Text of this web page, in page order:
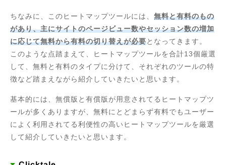
ちなみに、このヒートマップツールには、 無料と有料のもの
があり、主にサイトのページビュー数やセッション数の増加
に応じて無料から有料の切り替えが必要となってきます。
このような点踏まえて、ヒートマップツールを合計13個厳選
して、無料と有料のタイプに分けて、それぞれのツールの特
徴など踏まえながら紹介していきたいと思います。
基本的には、無償版と有償版が用意されてるヒートマップツ
ールが多くありますが、無料にとどまらず有料でもユーザー
によく利用されてる利便性の高いヒートマップツールを厳選
して紹介していきたいと思います。